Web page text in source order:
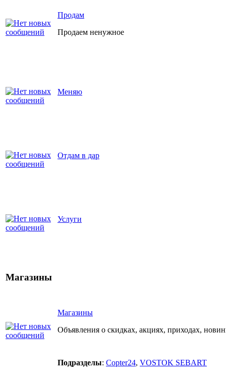
Продам
Продаем ненужное
Меняю
Отдам в дар
Услуги
Магазины
Магазины
Объявления о скидках, акциях, приходах,
Подразделы: Copter24, VOSTOK SEBART